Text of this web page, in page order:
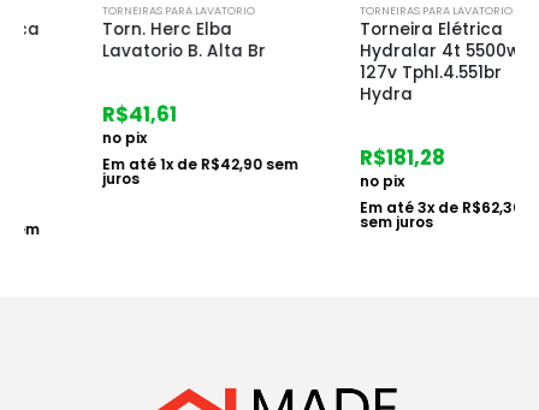
TORNEIRAS PARA LAVATORIO
Torn. Herc Elba
Lavatorio B. Alta Br
41,61
1x deR$42,90sem
TORNEIRAS PARA LAVATORIO
Torneira Elétrica
Hydralar 4t 5500w
127v Tphl.4.551br
181,28
3x deR$62,30
sem juros